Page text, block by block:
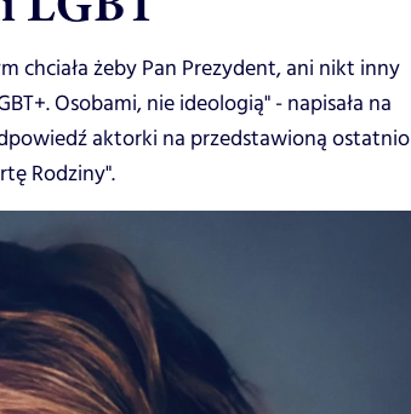
chciała żeby Pan Prezydent, ani nikt inny
Osobami, nie ideologią" - napisała na
aktorki na przedstawioną ostatnio
Rodziny".